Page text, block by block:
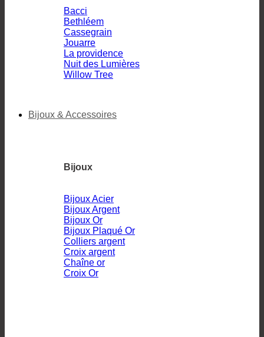
Bacci
Bethléem
Cassegrain
Jouarre
La providence
Nuit des Lumières
Willow Tree
Bijoux & Accessoires
Bijoux
Bijoux Acier
Bijoux Argent
Bijoux Or
Bijoux Plaqué Or
Colliers argent
Croix argent
Chaîne or
Croix Or